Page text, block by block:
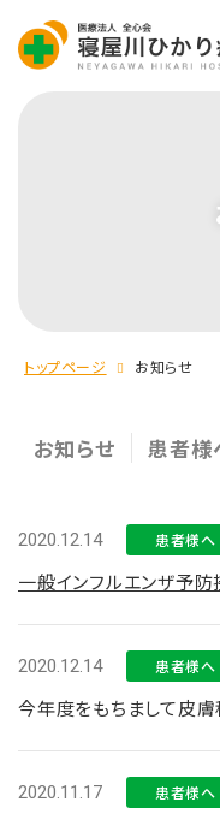
トップページ お知らせ
お知らせ 患者様
2020.12.14 患者様へ
一般インフルエンザ予
2020.12.14 患者様へ
今年度をもちまして皮
2020.11.17 患者様へ